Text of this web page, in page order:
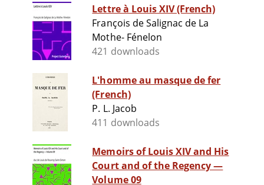
Lettre à Louis XIV (French)
François de Salignac de La
Mothe- Fénelon
421 downloads
L'homme au masque de fer
(French)
P. L. Jacob
411 downloads
Memoirs of Louis XIV and His
Court and of the Regency —
Volume 09